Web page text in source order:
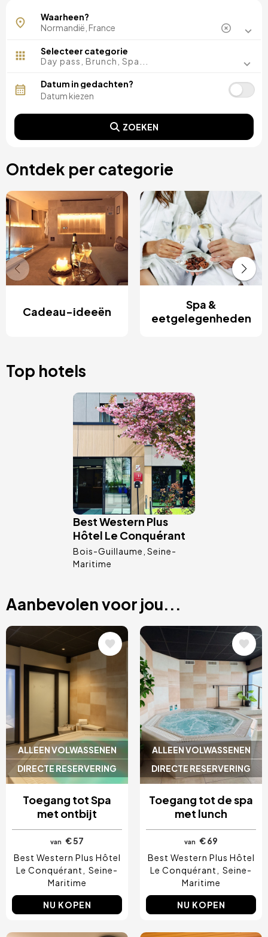
Seine-Maritime
Waarheen?
Selecteer categorie
Day pass, Brunch, Spa...
Datum in gedachten?
ZOEKEN
Ontdek per categorie
Cadeau-ideeën
Spa &
eetgelegenheden
Top hotels
Afbeelding
Best Western Plus
Hôtel Le Conquérant
Bois-Guillaume Seine-
Maritime
Aanbevolen voor jou...
ALLEEN VOLWASSENEN
DIRECTE RESERVERING
Afbeelding
Toegang tot Spa
met ontbijt
van
€ 57
Best Western Plus Hôtel
Le Conquérant
Seine-
Maritime
NU KOPEN
ALLEEN VOLWASSENEN
DIRECTE RESERVERING
Afbeelding
Toegang tot de spa
met lunch
van
€ 69
Best Western Plus Hôtel
Le Conquérant
Seine-
Maritime
NU KOPEN